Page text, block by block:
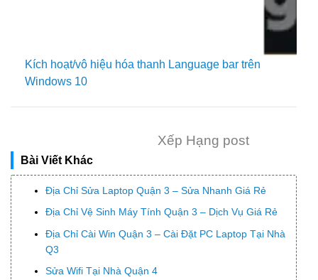
Kích hoạt/vô hiệu hóa thanh Language bar trên
Windows 10
Xếp Hạng post
Bài Viết Khác
Địa Chỉ Sửa Laptop Quận 3 – Sửa Nhanh Giá Rẻ
Địa Chỉ Vệ Sinh Máy Tính Quận 3 – Dịch Vụ Giá Rẻ
Địa Chỉ Cài Win Quận 3 – Cài Đặt PC Laptop Tại Nhà
Q3
Sửa Wifi Tại Nhà Quận 4